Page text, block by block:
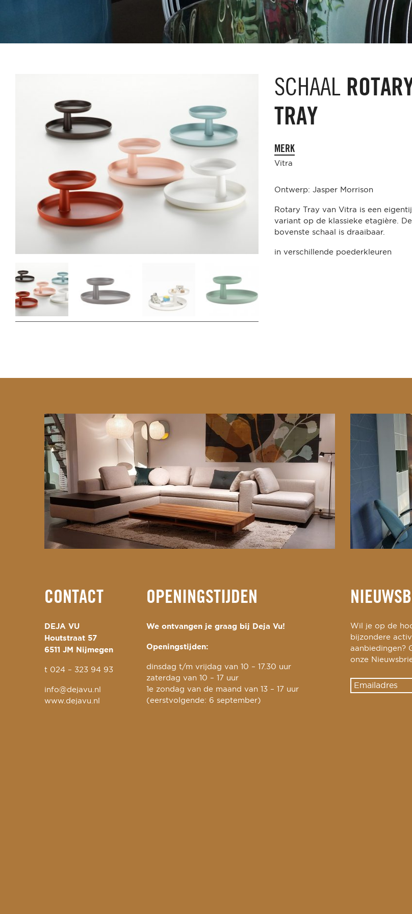
SCHAAL
TRAY
MERK
Vitra
Ontwerp: Jasper Morrison
Rotary Tray van Vitra is een
variant op de klassieke etagière. De
bovenste schaal is draaibaar.
in verschillende poederkleuren
CONTACT
DEJA VU
Houtstraat 57
6511 JM Nijmegen
t 024 – 323 94 93
info@dejavu.nl
www.dejavu.nl
OPENINGSTIJDEN
We ontvangen je graag bij Deja Vu!
Openingstijden:
dinsdag t/m vrijdag van 10 – 17.30 uur
zaterdag van 10 – 17 uur
1e zondag van de maand van 13 – 17 uur
(eerstvolgende: 6 september)
Wil je op de
bijzondere
aanbiedingen?
onze